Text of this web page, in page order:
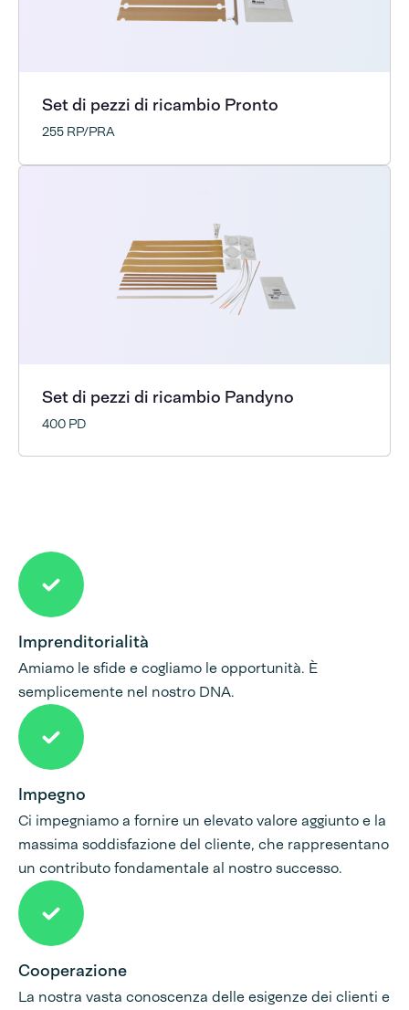
Set di pezzi di ricambio Pronto
255 RP/PRA
Set di pezzi di ricambio Pandyno
400 PD
Imprenditorialità
Amiamo le sfide e cogliamo le opportunità. È
semplicemente nel nostro DNA.
Impegno
Ci impegniamo a fornire un elevato valore aggiunto e la
massima soddisfazione del cliente, che rappresentano
un contributo fondamentale al nostro successo.
Cooperazione
La nostra vasta conoscenza delle esigenze dei clienti e